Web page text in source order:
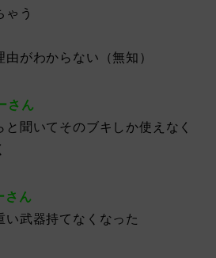
ゃう
がわからない（無知）
さん
聞いてそのブキしか使えなく
さん
武器持てなくなった